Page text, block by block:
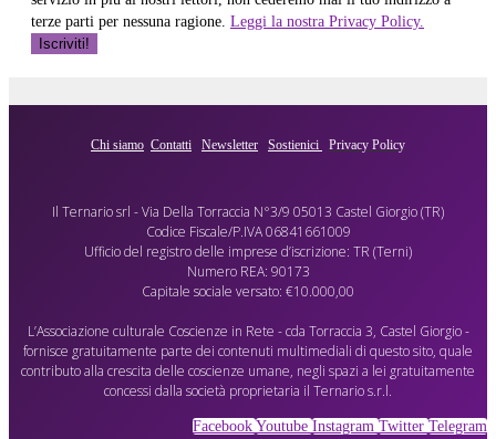
terze parti per nessuna ragione. Leggi la nostra Privacy Policy.
Chi siamo Contatti Newsletter Sostienici Privacy Policy
Il Ternario srl - Via Della Torraccia N°3/9 05013 Castel Giorgio (TR)
Codice Fiscale/P.IVA 06841661009
Ufficio del registro delle imprese d’iscrizione: TR (Terni)
Numero REA: 90173
Capitale sociale versato: €10.000,00
L’Associazione culturale Coscienze in Rete - cda Torraccia 3, Castel Giorgio -
fornisce gratuitamente parte dei contenuti multimediali di questo sito, quale
contributo alla crescita delle coscienze umane, negli spazi a lei gratuitamente
concessi dalla società proprietaria il Ternario s.r.l.
Facebook Youtube Instagram Twitter Telegram